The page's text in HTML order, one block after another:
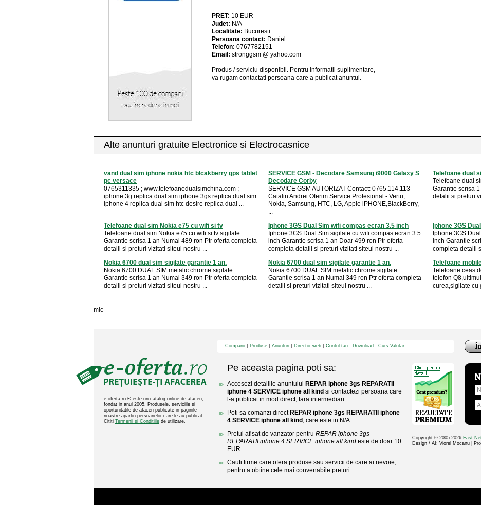
PRET: 10 EUR
Judet: N/A
Localitate: Bucuresti
Persoana contact: Daniel
Telefon: 0767782151
Email: stronggsm @ yahoo.com
Produs / serviciu disponibil . Pentru informatii suplimentare,
va rugam contactati persoana care a publicat anuntul.
Alte anunturi gratuite Electronice si Electrocasnice
vand dual sim iphone nokia htc blcakberry gps tablet
pc versace
0765311335 ; www.telefoanedualsimchina.com ;
iphone 3g replica dual sim iphone 3gs replica dual sim
iphone 4 replica dual sim htc desire replica dual ...
SERVICE GSM - Decodare Samsung i9000 Galaxy S
Decodare Corby
SERVICE GSM AUTORIZAT Contact: 0765.114.113 -
Catalin Andrei Oferim Service Profesional - Vertu,
Nokia, Samsung, HTC, LG, Apple iPHONE,BlackBerry,
...
Telefoane dual
Telefoane dual
Garantie scrisa
detalii si preturi
Telefoane dual sim Nokia e75 cu wifi si tv
Telefoane dual sim Nokia e75 cu wifi si tv sigilate
Garantie scrisa 1 an Numai 489 ron Ptr oferta completa
detalii si preturi vizitati siteul nostru ...
Iphone 3GS Dual Sim wifi compas ecran 3.5 inch
Iphone 3GS Dual Sim sigilate cu wifi compas ecran 3.5
inch Garantie scrisa 1 an Doar 499 ron Ptr oferta
completa detalii si preturi vizitati siteul nostru ...
Iphone 3GS
Iphone 3GS
inch Garantie
completa detalii
Nokia 6700 dual sim sigilate garantie 1 an.
Nokia 6700 DUAL SIM metalic chrome sigilate...
Garantie scrisa 1 an Numai 349 ron Ptr oferta completa
detalii si preturi vizitati siteul nostru ...
Nokia 6700 dual sim sigilate garantie 1 an.
Nokia 6700 DUAL SIM metalic chrome sigilate...
Garantie scrisa 1 an Numai 349 ron Ptr oferta completa
detalii si preturi vizitati siteul nostru ...
Telefoane
Telefoane ceas
telefon
curea,sigilate cu
...
mic
e-oferta.ro ® este un catalog online de afaceri,
fondat in anul 2005. Produsele, serviciile si
oportunitatile de afaceri publicate in paginile
noastre apartin persoanelor care le-au publicat.
Cititi Termenii si Conditiile de utilizare.
Companii Produse Anunturi Director web Contul tau Download Curs Valutar
Pe aceasta pagina poti sa:
Accesezi detaliile anuntului REPAR iphone 3gs REPARATII
iphone 4 SERVICE iphone all kind si contactezi persoana care
l-a publicat in mod direct, fara intermediari.
Poti sa comanzi direct REPAR iphone 3gs REPARATII iphone
4 SERVICE iphone all kind , care este in N/A.
Pretul afisat de vanzator pentru REPAR iphone 3gs
REPARATII iphone 4 SERVICE iphone all kind este de doar 10
EUR.
Cauti firme care ofera produse sau servicii de care ai nevoie,
pentru a obtine cele mai convenabile preturi.
Copyright © 2005-2026 Fast
Design / AI: Viorel Mocanu |